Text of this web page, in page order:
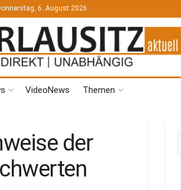
6. August 2026
VideoNews Themen
der